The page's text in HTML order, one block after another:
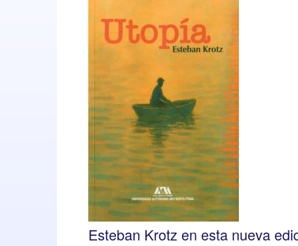
Esteban Krotz en esta nueva